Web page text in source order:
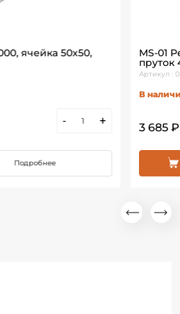
ячейка 50х50,
- +
Подробнее
MS-01
пруток
Артикул :
В
3 685 ₽